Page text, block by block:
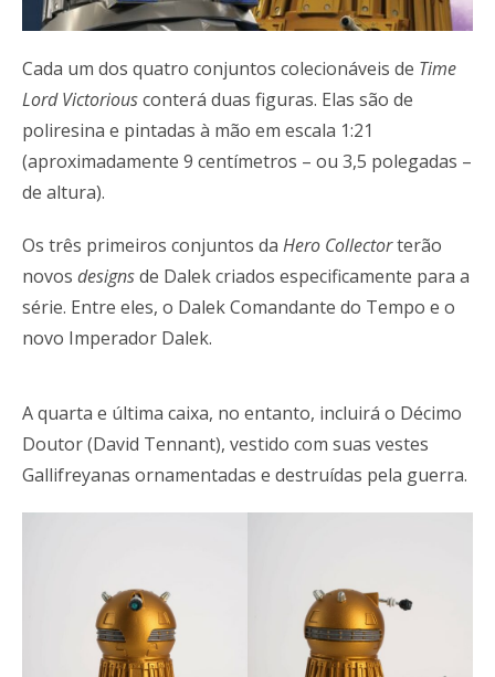
Cada um dos quatro conjuntos colecionáveis de Time
Lord Victoriousconterá duas figuras. Elas são de
poliresina e pintadas à mão em escala 1:21
(aproximadamente 9 centímetros – ou 3,5 polegadas –
de altura).
Os três primeiros conjuntos da Hero Collectorterão
novos designsde Dalek criados especificamente para a
série. Entre eles, o Dalek Comandante do Tempo e o
novo Imperador Dalek.
A quarta e última caixa, no entanto, incluirá o Décimo
Doutor (David Tennant), vestido com suas vestes
Gallifreyanas ornamentadas e destruídas pela guerra.